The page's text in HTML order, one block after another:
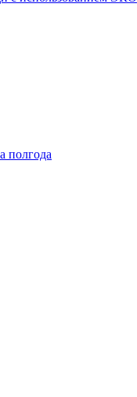
полгода